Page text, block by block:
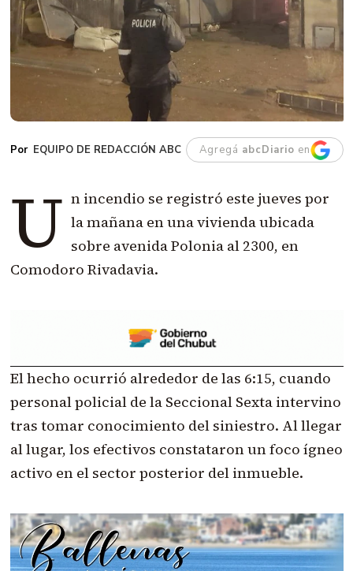
EQUIPO DE REDACCIÓN ABC Agregá abcDiario en
U n incendio se registró este jueves por
la mañana en una vivienda ubicada
sobre avenida Polonia al 2300, en
Comodoro Rivadavia.
El hecho ocurrió alrededor de las 6:15, cuando
personal policial de la Seccional Sexta intervino
tras tomar conocimiento del siniestro. Al llegar
al lugar, los efectivos constataron un foco ígneo
activo en el sector posterior del inmueble.